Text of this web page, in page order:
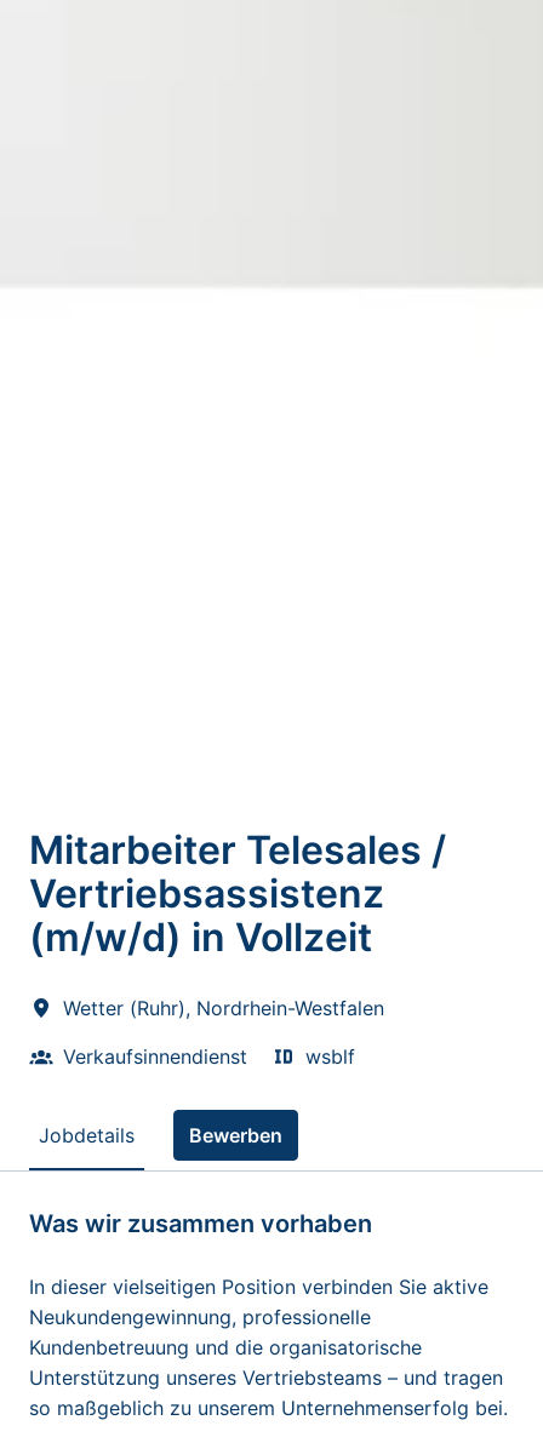
Mitarbeiter Telesales /
Vertriebsassistenz
(m/w/d) in Vollzeit
Wetter (Ruhr), Nordrhein-Westfalen
Verkaufsinnendienst
wsblf
Jobdetails Bewerben
Was wir zusammen vorhaben
In dieser vielseitigen Position verbinden Sie aktive
Neukundengewinnung, professionelle
Kundenbetreuung und die organisatorische
Unterstützung unseres Vertriebsteams – und tragen
so maßgeblich zu unserem Unternehmenserfolg bei.